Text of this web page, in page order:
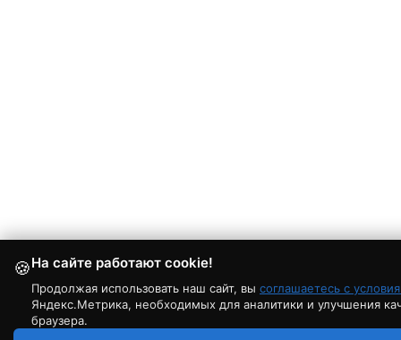
🍪На сайте работают cookie!
Продолжая использовать наш сайт, вы соглашаетесь с
Яндекс.Метрика, необходимых для аналитики и улучшения
браузера.